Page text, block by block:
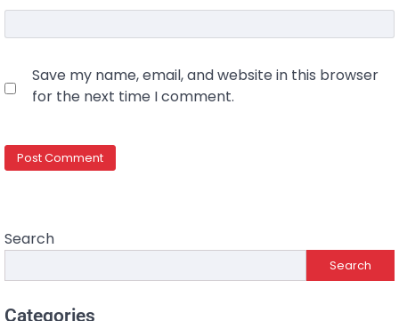
Save my name, email, and website in this browser
for the next time I comment.
Search
Search
Categories